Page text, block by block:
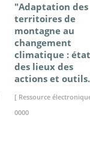
"Adaptation des
territoires de
montagne au
changement
climatique : état
des lieux des
actions et
[ Ressource
0000